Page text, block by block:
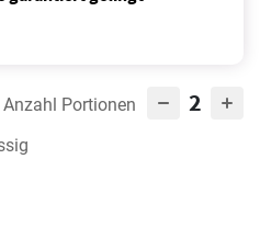
Anzahl Portionen 2